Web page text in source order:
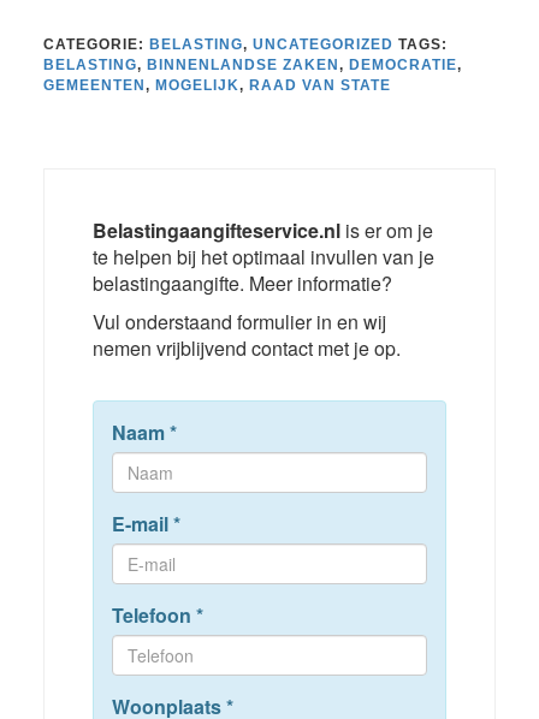
CATEGORIE: BELASTING, UNCATEGORIZED TAGS:
BELASTING, BINNENLANDSE ZAKEN, DEMOCRATIE,
GEMEENTEN, MOGELIJK, RAAD VAN STATE
Belastingaangifteservice.nlis er om je
te helpen bij het optimaal invullen van je
belastingaangifte. Meer informatie?
Vul onderstaand formulier in en wij
nemen vrijblijvend contact met je op.
Naam*
E-mail*
Telefoon *
Woonplaats*